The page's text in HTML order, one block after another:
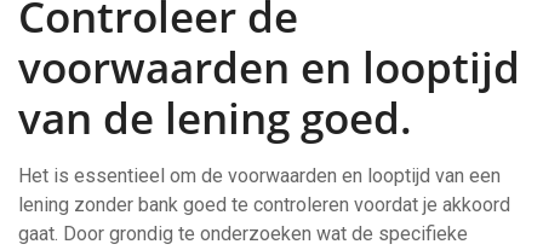
Controleer de
voorwaarden en looptijd
van de lening goed.
Het is essentieel om de voorwaarden en looptijd van een
lening zonder bank goed te controleren voordat je akkoord
gaat. Door grondig te onderzoeken wat de specifieke